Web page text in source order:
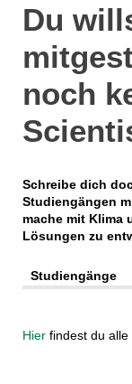
Du
noch
Schreibe dich
Studiengängen
mache mit Klima
Lösungen zu
Studiengänge
Hierfindest du alle